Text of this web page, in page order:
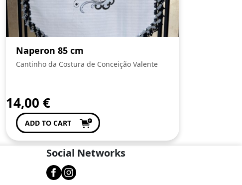
Naperon 85 cm
Cantinho da Costura de Conceição Valente
14,00 €
ADD TO CART
Social Networks